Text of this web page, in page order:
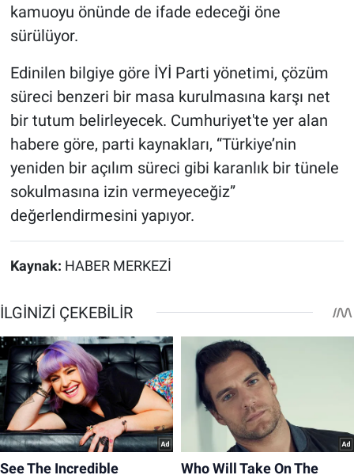
kamuoyu önünde de ifade edeceği öne
sürülüyor.
Edinilen bilgiye göre İYİ Parti yönetimi, çözüm
süreci benzeri bir masa kurulmasına karşı net
bir tutum belirleyecek. Cumhuriyet'te yer alan
habere göre, parti kaynakları, “Türkiye’nin
yeniden bir açılım süreci gibi karanlık bir tünele
sokulmasına izin vermeyeceğiz”
değerlendirmesini yapıyor.
Kaynak: HABER MERKEZİ